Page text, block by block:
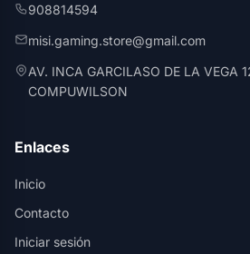
908814594
misi.gaming.store@gmail.com
AV. INCA GARCILASO DE LA VEGA
COMPUWILSON
Enlaces
Inicio
Contacto
Iniciar sesión